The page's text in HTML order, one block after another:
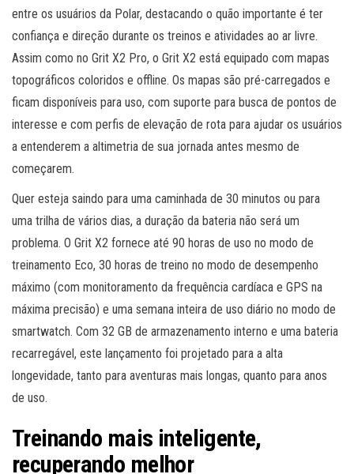
entre os usuários da Polar, destacando o quão importante é ter
confiança e direção durante os treinos e atividades ao ar livre.
Assim como no Grit X2 Pro, o Grit X2 está equipado com mapas
topográficos coloridos e offline. Os mapas são pré-carregados e
ficam disponíveis para uso, com suporte para busca de pontos de
interesse e com perfis de elevação de rota para ajudar os usuários
a entenderem a altimetria de sua jornada antes mesmo de
começarem.
Quer esteja saindo para uma caminhada de 30 minutos ou para
uma trilha de vários dias, a duração da bateria não será um
problema. O Grit X2 fornece até 90 horas de uso no modo de
treinamento Eco, 30 horas de treino no modo de desempenho
máximo (com monitoramento da frequência cardíaca e GPS na
máxima precisão) e uma semana inteira de uso diário no modo de
smartwatch. Com 32 GB de armazenamento interno e uma bateria
recarregável, este lançamento foi projetado para a alta
longevidade, tanto para aventuras mais longas, quanto para anos
de uso.
Treinando mais inteligente,
recuperando melhor